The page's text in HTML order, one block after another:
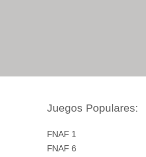
Juegos Populares:
FNAF 1
FNAF 6